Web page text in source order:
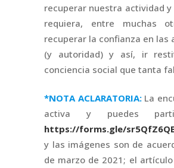
recuperar nuestra actividad y
requiera, entre muchas
recuperar la confianza en las
(y autoridad) y así, ir
conciencia social que tanta
*NOTA ACLARATORIA:La
activa y puedes
https://forms.gle/
y las imágenes son de
de marzo de 2021; el